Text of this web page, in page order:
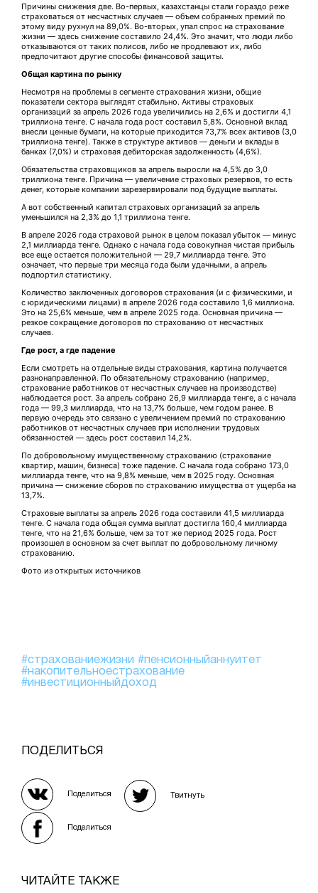
Причины снижения две. Во-первых, казахстанцы стали гораздо реже
страховаться от несчастных случаев — объем собранных премий по
этому виду рухнул на 89,0%. Во-вторых, упал спрос на страхование
жизни — здесь снижение составило 24,4%. Это значит, что люди либо
отказываются от таких полисов, либо не продлевают их, либо
предпочитают другие способы финансовой защиты.
Общая картина по рынку
Несмотря на проблемы в сегменте страхования жизни, общие
показатели сектора выглядят стабильно. Активы страховых
организаций за апрель 2026 года увеличились на 2,6% и достигли 4,1
триллиона тенге. С начала года рост составил 5,8%. Основной вклад
внесли ценные бумаги, на которые приходится 73,7% всех активов (3,0
триллиона тенге). Также в структуре активов — деньги и вклады в
банках (7,0%) и страховая дебиторская задолженность (4,6%).
Обязательства страховщиков за апрель выросли на 4,5% до 3,0
триллиона тенге. Причина — увеличение страховых резервов, то есть
денег, которые компании зарезервировали под будущие выплаты.
А вот собственный капитал страховых организаций за апрель
уменьшился на 2,3% до 1,1 триллиона тенге.
В апреле 2026 года страховой рынок в целом показал убыток — минус
2,1 миллиарда тенге. Однако с начала года совокупная чистая прибыль
все еще остается положительной — 29,7 миллиарда тенге. Это
означает, что первые три месяца года были удачными, а апрель
подпортил статистику.
Количество заключенных договоров страхования (и с физическими, и
с юридическими лицами) в апреле 2026 года составило 1,6 миллиона.
Это на 25,6% меньше, чем в апреле 2025 года. Основная причина —
резкое сокращение договоров по страхованию от несчастных
случаев.
Где рост, а где падение
Если смотреть на отдельные виды страхования, картина получается
разнонаправленной. По обязательному страхованию (например,
страхование работников от несчастных случаев на производстве)
наблюдается рост. За апрель собрано 26,9 миллиарда тенге, а с начала
года — 99,3 миллиарда, что на 13,7% больше, чем годом ранее. В
первую очередь это связано с увеличением премий по страхованию
работников от несчастных случаев при исполнении трудовых
обязанностей — здесь рост составил 14,2%.
По добровольному имущественному страхованию (страхование
квартир, машин, бизнеса) тоже падение. С начала года собрано 173,0
миллиарда тенге, что на 9,8% меньше, чем в 2025 году. Основная
причина — снижение сборов по страхованию имущества от ущерба на
13,7%.
Страховые выплаты за апрель 2026 года составили 41,5 миллиарда
тенге. С начала года общая сумма выплат достигла 160,4 миллиарда
тенге, что на 21,6% больше, чем за тот же период 2025 года. Рост
произошел в основном за счет выплат по добровольному личному
страхованию.
Фото из открытых источников
#страхованиежизни #пенсионныйаннуитет
#накопительноестрахование
#инвестиционныйдоход
ПОДЕЛИТЬСЯ
Поделиться Твитнуть
Поделиться
ЧИТАЙТЕ ТАКЖЕ